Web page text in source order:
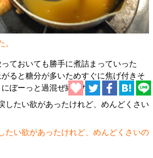
。
ておいても勝手に煮詰まっていった
ると糖分が多いためすぐに焦げ付きそ
ぼーっと過混ぜ続けた。
たい欲があったけれど、めんどくさいの